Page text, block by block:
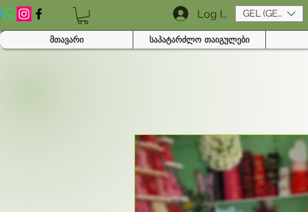
Log In GEL (GEL)
მთავარი საპატარძლო თაიგულები